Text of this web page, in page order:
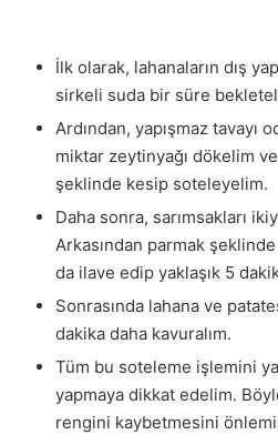
İlk olarak, lahanaların dış
sirkeli suda bir süre
Ardından, yapışmaz tavayı
miktar zeytinyağı dökelim
şeklinde kesip soteleyelim.
Daha sonra, sarımsakları
Arkasından parmak şeklinde
da ilave edip yaklaşık 5
Sonrasında lahana ve
dakika daha kavuralım.
Tüm bu soteleme işlemini
yapmaya dikkat edelim.
rengini kaybetmesini